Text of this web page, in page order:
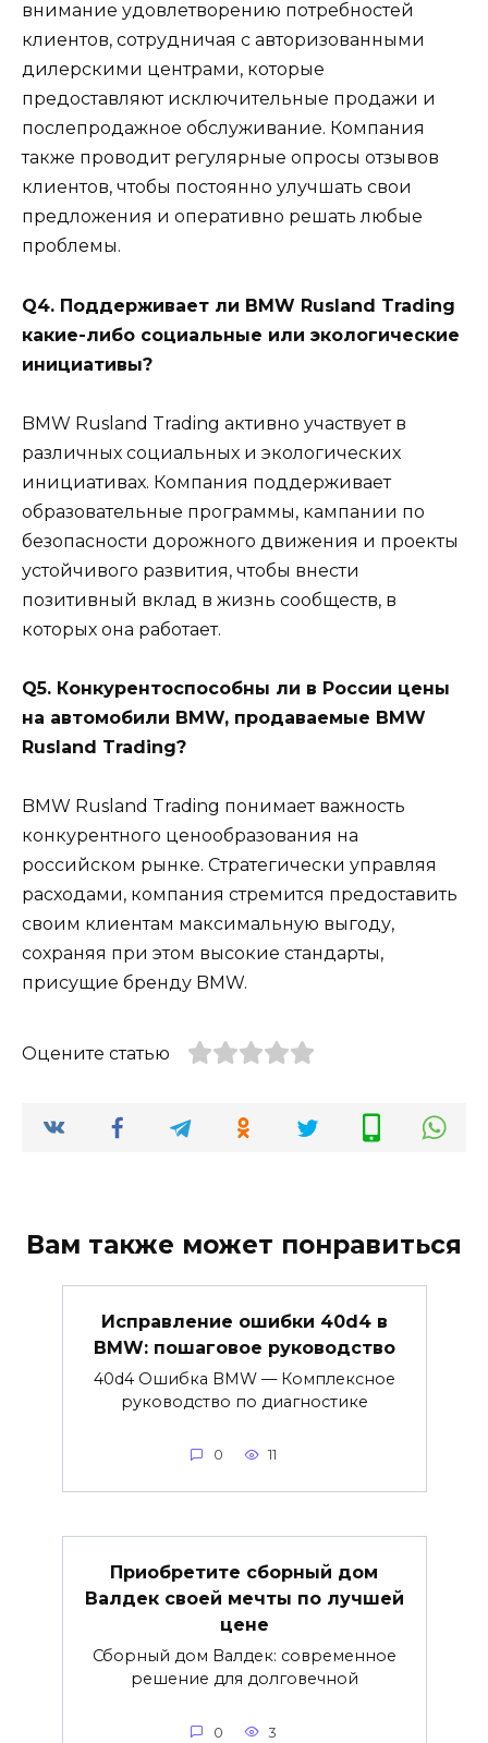
внимание удовлетворению потребностей
клиентов, сотрудничая с авторизованными
дилерскими центрами, которые
предоставляют исключительные продажи и
послепродажное обслуживание. Компания
также проводит регулярные опросы отзывов
клиентов, чтобы постоянно улучшать свои
предложения и оперативно решать любые
проблемы.
Q4. Поддерживает ли BMW Rusland Trading
какие-либо социальные или экологические
инициативы?
BMW Rusland Trading активно участвует в
различных социальных и экологических
инициативах. Компания поддерживает
образовательные программы, кампании по
безопасности дорожного движения и проекты
устойчивого развития, чтобы внести
позитивный вклад в жизнь сообществ, в
которых она работает.
Q5. Конкурентоспособны ли в России цены
на автомобили BMW, продаваемые BMW
Rusland Trading?
BMW Rusland Trading понимает важность
конкурентного ценообразования на
российском рынке. Стратегически управляя
расходами, компания стремится предоставить
своим клиентам максимальную выгоду,
сохраняя при этом высокие стандарты,
присущие бренду BMW.
Оцените статью
Вам также может понравиться
Исправление ошибки 40d4 в
BMW: пошаговое руководство
40d4 Ошибка BMW — Комплексное
руководство по диагностике
0 11
Приобретите сборный дом
Валдек своей мечты по лучшей
цене
Сборный дом Валдек: современное
решение для долговечной
0 3